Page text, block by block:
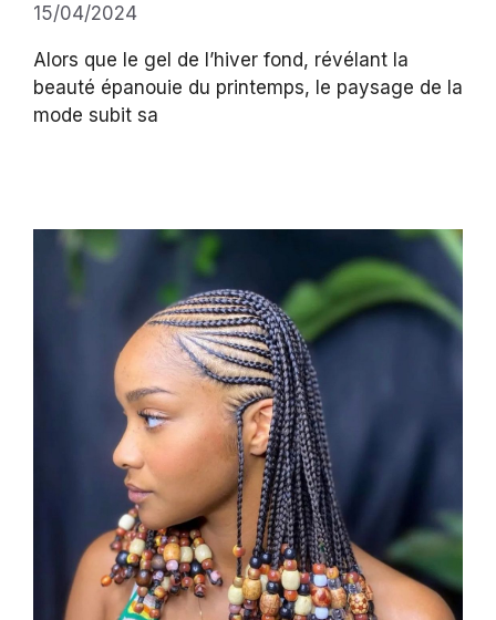
15/04/2024
Alors que le gel de l’hiver fond, révélant la
beauté épanouie du printemps, le paysage de la
mode subit sa